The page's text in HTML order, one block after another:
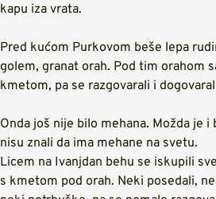
kapu iza vrata.
Pred kućom Purkovom beše lepa
golem, granat orah. Pod tim orahom
kmetom, pa se razgovarali i
Onda još nije bilo mehana. Možda je
nisu znali da ima mehane na svetu.
Licem na Ivanjdan behu se iskupili
s kmetom pod orah. Neki posedali,